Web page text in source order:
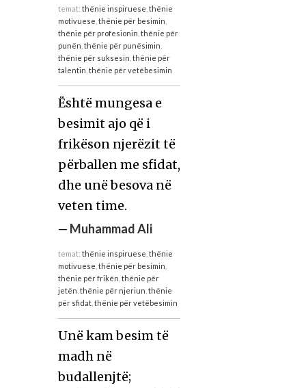
temat: thënie inspiruese thënie
motivuese thënie për besimin
thënie për profesionin thënie për
punën thënie për punësimin
thënie për suksesin thënie për
talentin thënie për vetëbesimin
Është mungesa e
besimit ajo që i
frikëson njerëzit të
përballen me sfidat,
dhe unë besova në
veten time.
— Muhammad Ali
temat: thënie inspiruese thënie
motivuese thënie për besimin
thënie për frikën thënie për
jetën thënie për njeriun thënie
për sfidat, thënie për vetëbesimin
Unë kam besim të
madh në
budallenjtë;